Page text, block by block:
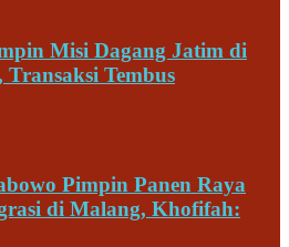
Misi Dagang Jatim di
Tembus
Pimpin Panen Raya
di Malang, Khofifah: